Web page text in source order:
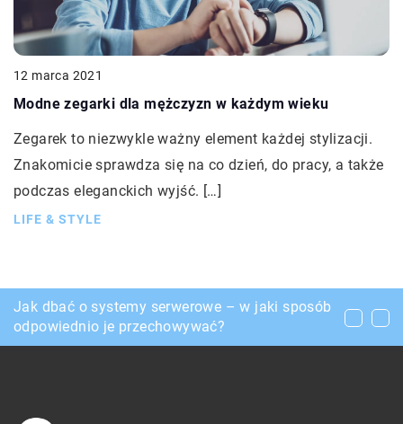
12 marca 2021
Modne zegarki dla mężczyzn w każdym wieku
Zegarek to niezwykle ważny element każdej stylizacji.
Znakomicie sprawdza się na co dzień, do pracy, a także
podczas eleganckich wyjść. […]
LIFE & STYLE
Jakie akcesoria są potrzebne do haftu?
Jak dbać o systemy serwerowe – w jaki sposób
odpowiednio je przechowywać?
Kiedy warto zdecydować się na wypożyczenie
samochodu?